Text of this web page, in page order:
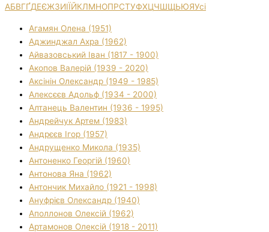
АБВГҐДЕЄЖЗИІЇЙКЛМНОПРСТУФХЦЧШЩЬЮЯУсі
Агамян Олена (1951)
Аджинджал Ахра (1962)
Айвазовський Іван (1817 - 1900)
Акопов Валерій (1939 - 2020)
Аксінін Олександр (1949 - 1985)
Алексєєв Адольф (1934 - 2000)
Алтанець Валентин (1936 - 1995)
Андрейчук Артем (1983)
Андрєєв Ігор (1957)
Андрущенко Микола (1935)
Антоненко Георгій (1960)
Антонова Яна (1962)
Антончик Михайло (1921 - 1998)
Ануфрієв Олександр (1940)
Аполлонов Олексій (1962)
Артамонов Олексій (1918 - 2011)